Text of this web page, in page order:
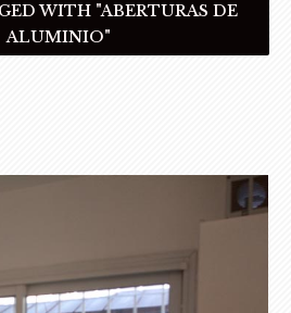
WITH "ABERTURAS DE
ALUMINIO"